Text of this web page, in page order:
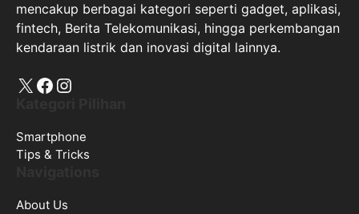
mencakup berbagai kategori seperti gadget, aplikasi,
fintech, Berita Telekomunikasi, hingga perkembangan
kendaraan listrik dan inovasi digital lainnya.
X Facebook
Instagram
Smartphone
Tips & Tricks
About Us